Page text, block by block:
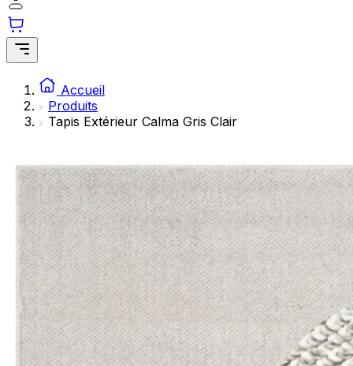
Accueil
Produits
Tapis Extérieur Calma Gris Clair
Les cookies statistiques aident les propriétaires de sites web à
en collectant et en rapportant des informations de manière anonyme.
Marketing
Les cookies marketing sont utilisés pour suivre les utilisateurs sur les
pertinentes et engageantes pour l'utilisateur individuel et, par conséquent,
annonceurs tiers.
Les cookies non classés sont des cookies qui sont en processus de
cookies individuels.
Rejeter
Enregistrer mes
Accepter tout